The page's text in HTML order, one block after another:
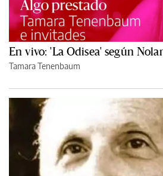
En vivo: 'La Odisea' según
Tamara Tenenbaum